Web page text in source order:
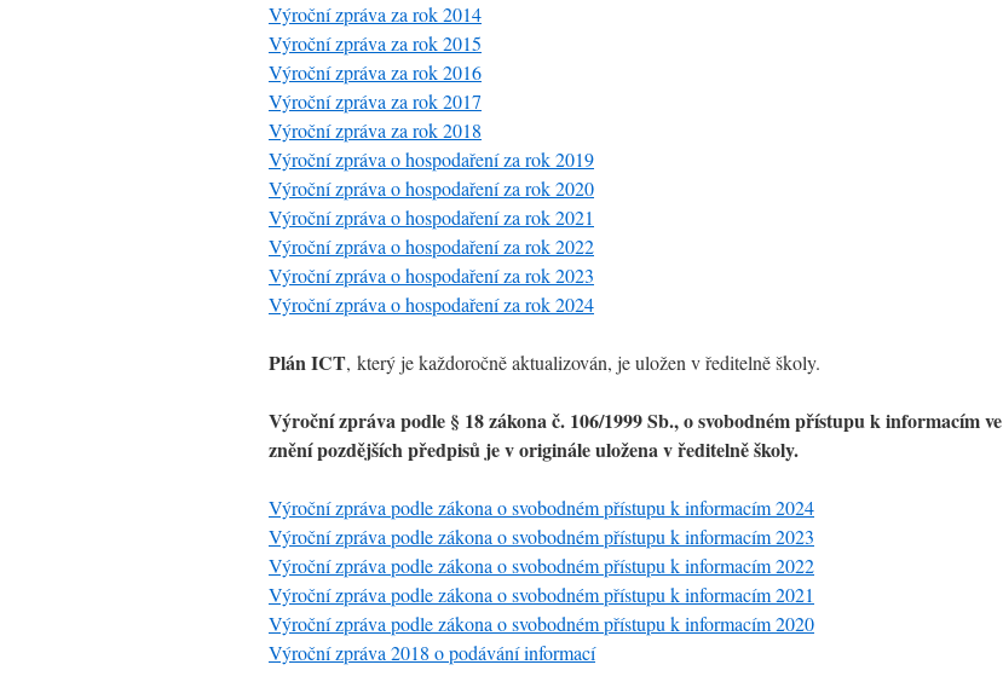
Výroční zpráva za rok 2014
Výroční zpráva za rok 2015
Výroční zpráva za rok 2016
Výroční zpráva za rok 2017
Výroční zpráva za rok 2018
Výroční zpráva o hospodaření za rok 2019
Výroční zpráva o hospodaření za rok 2020
Výroční zpráva o hospodaření za rok 2021
Výroční zpráva o hospodaření za rok 2022
Výroční zpráva o hospodaření za rok 2023
Výroční zpráva o hospodaření za rok 2024
Plán ICT, který je každoročně aktualizován, je uložen v ředitelně školy.
Výroční zpráva podle § 18 zákona č. 106/1999 Sb., o svobodném přístupu k informacím ve
znění pozdějších předpisů je v originále uložena v ředitelně školy.
Výroční zpráva podle zákona o svobodném přístupu k informacím 2024
Výroční zpráva podle zákona o svobodném přístupu k informacím 2023
Výroční zpráva podle zákona o svobodném přístupu k informacím 2022
Výroční zpráva podle zákona o svobodném přístupu k informacím 2021
Výroční zpráva podle zákona o svobodném přístupu k informacím 2020
Výroční zpráva 2018 o podávání informací